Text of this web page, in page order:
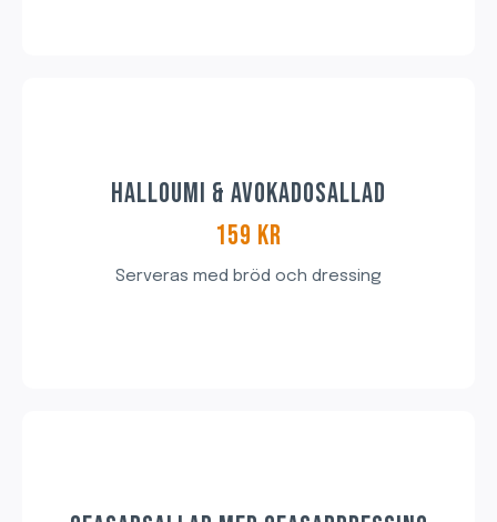
HALLOUMI & AVOKADOSALLAD
159 KR​
Serveras med bröd och dressing